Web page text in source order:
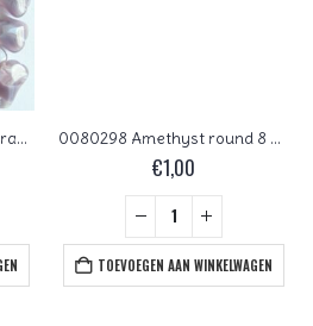
0080231 Licht paars met transparant 0080298 Amethyst round 8 mm. 20 Pc.
€1,00
TOEVOEGEN AAN WINKELWAGEN